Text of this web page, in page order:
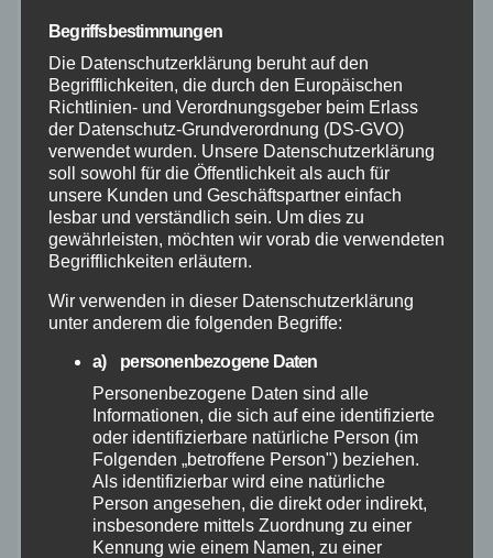
Juli 2026
Juni 2026
Mai 2026
April 2026
Januar 2026
Dezember 2025
November 2025
Begriffsbestimmungen
Die Datenschutzerklärung beruht auf den
Begrifflichkeiten, die durch den Europäischen
Richtlinien- und Verordnungsgeber beim Erlass
der Datenschutz-Grundverordnung (DS-GVO)
verwendet wurden. Unsere Datenschutzerklärung
soll sowohl für die Öffentlichkeit als auch für
unsere Kunden und Geschäftspartner einfach
lesbar und verständlich sein. Um dies zu
gewährleisten, möchten wir vorab die verwendeten
Begrifflichkeiten erläutern.
Wir verwenden in dieser Datenschutzerklärung
unter anderem die folgenden Begriffe:
a) personenbezogene Daten
Personenbezogene Daten sind alle
Informationen, die sich auf eine identifizierte
oder identifizierbare natürliche Person (im
Folgenden „betroffene Person") beziehen.
Als identifizierbar wird eine natürliche
Person angesehen, die direkt oder indirekt,
insbesondere mittels Zuordnung zu einer
Kennung wie einem Namen, zu einer